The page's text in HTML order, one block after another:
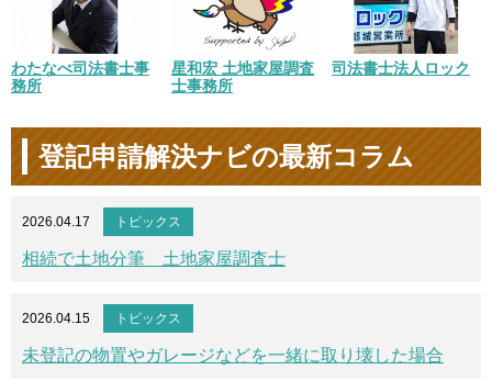
わたなべ司法書士事
務所
星和宏 土地家屋調査
士事務所
司法書士法人ロック
登記申請解決ナビの最新コラム
2026.04.17 トピックス
相続で土地分筆 土地家屋調査士
2026.04.15 トピックス
未登記の物置やガレージなどを一緒に取り壊した場合